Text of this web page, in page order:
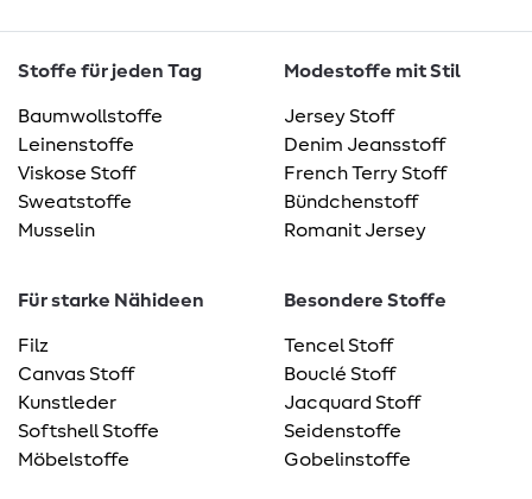
Stoffe für jeden Tag
Baumwollstoffe
Leinenstoffe
Viskose Stoff
Sweatstoffe
Musselin
Modestoffe mit Stil
Jersey Stoff
Denim Jeansstoff
French Terry Stoff
Bündchenstoff
Romanit Jersey
Für starke Nähideen
Filz
Canvas Stoff
Kunstleder
Softshell Stoffe
Möbelstoffe
Besondere Stoffe
Tencel Stoff
Bouclé Stoff
Jacquard Stoff
Seidenstoffe
Gobelinstoffe